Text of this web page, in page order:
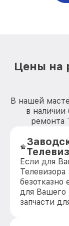
Цены на
В нашей
в
ремонта
Если для
для Вашего
запчасти